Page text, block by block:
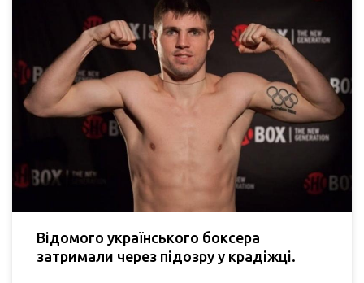
Відомого українського боксера
затримали через підозру у крадіжці.